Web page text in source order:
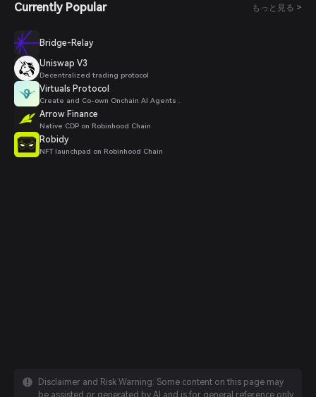
Currently Popular もっと見る >
Bridge-Relay
Uniswap V3
Decentralized trading protocol
Virtuals Protocol
Create and Co-own Onchain AI Agents .
Arrow Finance
Native CDP on Robinhood Chain
Robidy
NFT launchpad on Robinhood Chain
Disclaimer and Risk Warning: Some content on this page may
be assisted or generated by AI and is for general reference only.